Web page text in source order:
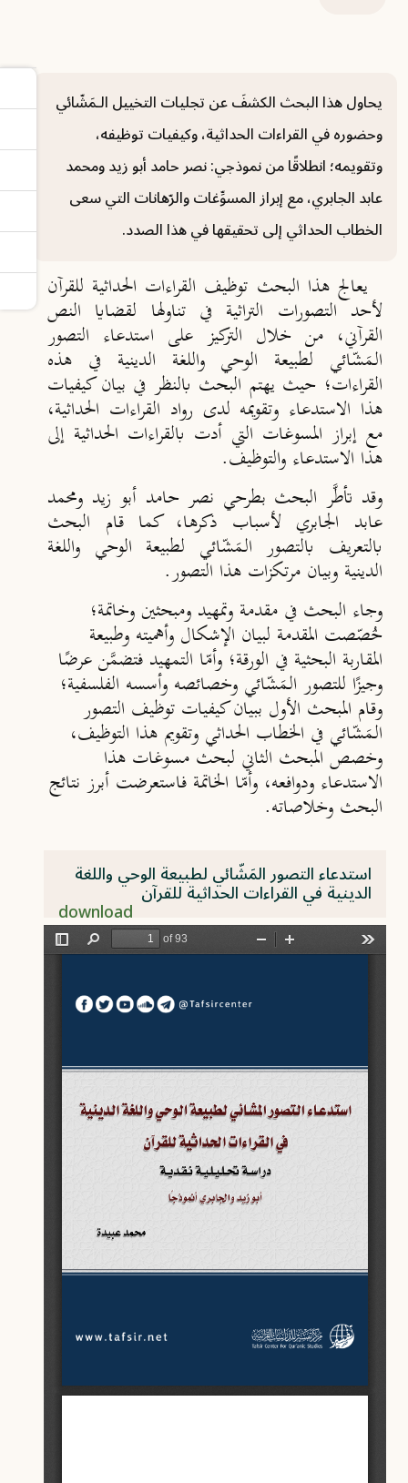
يحاول هذا البحث الكشفَ عن تجليات التخييل الـمَشّائي
وحضوره في القراءات الحداثية، وكيفيات توظيفه،
وتقويمه؛ انطلاقًا من نموذجي: نصر حامد أبو زيد ومحمد
عابد الجابري، مع إبراز المسوِّغات والرّهانات التي سعى
الخطاب الحداثي إلى تحقيقها في هذا الصدد.
يعالج هذا البحث توظيف القراءات الحداثية للقرآن
لأحد التصورات التراثية في تناولها لقضايا النص
القرآني، من خلال التركيز على استدعاء التصور
الـمَشّائي لطبيعة الوحي واللغة الدينية في هذه
القراءات؛ حيث يهتم البحث بالنظر في بيان كيفيات
هذا الاستدعاء وتقويمه لدى رواد القراءات الحداثية،
مع إبراز المسوغات التي أدت بالقراءات الحداثية إلى
هذا الاستدعاء والتوظيف.
وقد تأطَّر البحث بطرحي نصر حامد أبو زيد ومحمد
عابد الجابري لأسباب ذكرها، كما قام البحث
بالتعريف بالتصور الـمَشّائي لطبيعة الوحي واللغة
الدينية وبيان مرتكزات هذا التصور.
وجاء البحث في مقدمة وتمهيد ومبحثين وخاتمة؛
خُصّصت المقدمة لبيان الإشكال وأهميته وطبيعة
المقاربة البحثية في الورقة؛ وأمّا التمهيد فتضمَّن عرضًا
وجيزًا للتصور الـمَشّائي وخصائصه وأسسه الفلسفية؛
وقام المبحث الأول ببيان كيفيات توظيف التصور
الـمَشّائي في الخطاب الحداثي وتقويم هذا التوظيف،
وخصص المبحث الثاني لبحث مسوغات هذا
الاستدعاء ودوافعه، وأمّا الخاتمة فاستعرضت أبرز نتائج
البحث وخلاصاته.
استدعاء التصور المَشّائي لطبيعة الوحي واللغة
الدينية في القراءات الحداثية للقرآن